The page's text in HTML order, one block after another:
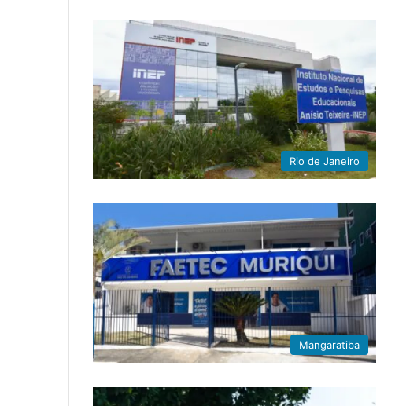
Rio de Janeiro
Mangaratiba